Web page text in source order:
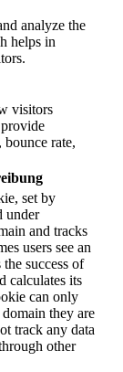
analyze the
helps in
visitors
rate,
set by
under
and tracks
users see an
the success of
calculates its
can only
they are
track any data
other